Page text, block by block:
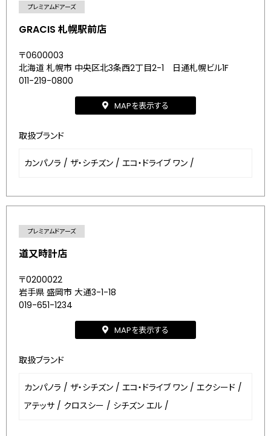
プレミアムドアーズ
GRACIS 札幌駅前店
〒0600003
北海道 札幌市 中央区北3条西2丁目2-1 日通札幌ビル1F
011-219-0800
MAPを表示する
取扱ブランド
カンパノラ / ザ・シチズン / エコ・ドライブ ワン /
プレミアムドアーズ
道又時計店
〒0200022
岩手県 盛岡市 大通3-1-18
019-651-1234
MAPを表示する
取扱ブランド
カンパノラ / ザ・シチズン / エコ・ドライブ ワン / エクシード /
アテッサ / クロスシー / シチズン エル /